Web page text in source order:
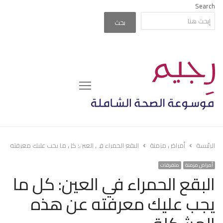
Search
بحث
Menu
الرئيسة أمراض مزمنة البقع الحمراء في العين: كل ما يجب عليك معرفته
أمراض مزمنة متفرقات
البقع الحمراء في العين: كل ما
يجب عليك معرفته عن هذه